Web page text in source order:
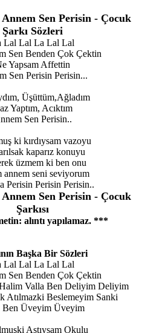
Annem Sen Perisin - Çocuk
Şarkı Sözleri
Lal Lal La Lal Lal
Sen Benden Çok Çektin
Yapsam Affettin
Sen Perisin Perisin...
Üşüttüm,Ağladım
Yaptım, Acıktım
Sen Perisin..
ki kırdıysam vazoyu
kaparız konuyu
üzmem ki ben onu
annem seni seviyorum
Perisin Perisin Perisin..
Annem Sen Perisin - Çocuk
Şarkısı
alıntı yapılamaz. ***
Başka Bir Sözleri
Lal Lal La Lal Lal
Sen Benden Çok Çektin
Valla Ben Deliyim Deliyim
Atılmazki Beslemeyim Sanki
Ben Üveyim Üveyim
Astıysam Okulu